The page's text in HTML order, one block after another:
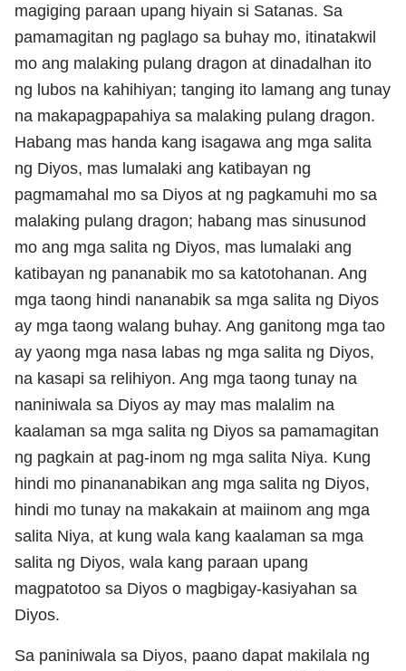
magiging paraan upang hiyain si Satanas. Sa
pamamagitan ng paglago sa buhay mo, itinatakwil
mo ang malaking pulang dragon at dinadalhan ito
ng lubos na kahihiyan; tanging ito lamang ang tunay
na makapagpapahiya sa malaking pulang dragon.
Habang mas handa kang isagawa ang mga salita
ng Diyos, mas lumalaki ang katibayan ng
pagmamahal mo sa Diyos at ng pagkamuhi mo sa
malaking pulang dragon; habang mas sinusunod
mo ang mga salita ng Diyos, mas lumalaki ang
katibayan ng pananabik mo sa katotohanan. Ang
mga taong hindi nananabik sa mga salita ng Diyos
ay mga taong walang buhay. Ang ganitong mga tao
ay yaong mga nasa labas ng mga salita ng Diyos,
na kasapi sa relihiyon. Ang mga taong tunay na
naniniwala sa Diyos ay may mas malalim na
kaalaman sa mga salita ng Diyos sa pamamagitan
ng pagkain at pag-inom ng mga salita Niya. Kung
hindi mo pinananabikan ang mga salita ng Diyos,
hindi mo tunay na makakain at maiinom ang mga
salita Niya, at kung wala kang kaalaman sa mga
salita ng Diyos, wala kang paraan upang
magpatotoo sa Diyos o magbigay-kasiyahan sa
Diyos.
Sa paniniwala sa Diyos, paano dapat makilala ng